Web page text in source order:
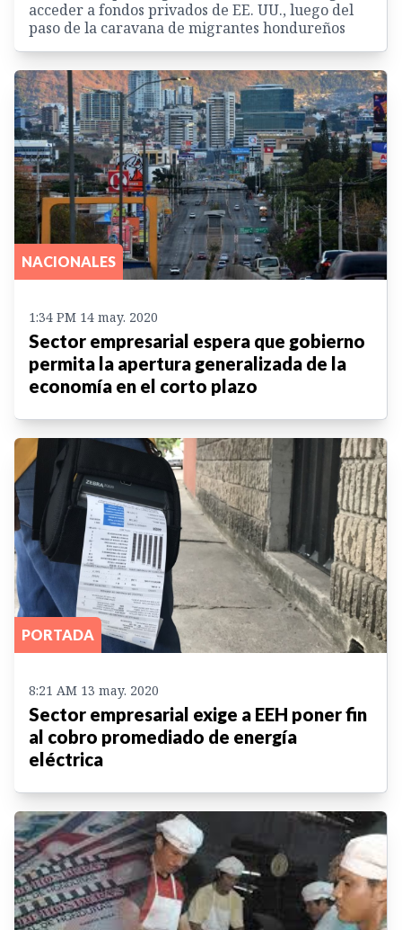
acceder a fondos privados de EE. UU., luego del
paso de la caravana de migrantes hondureños
NACIONALES
1:34 PM 14 may. 2020
Sector empresarial espera que gobierno
permita la apertura generalizada de la
economía en el corto plazo
PORTADA
8:21 AM 13 may. 2020
Sector empresarial exige a EEH poner fin
al cobro promediado de energía
eléctrica